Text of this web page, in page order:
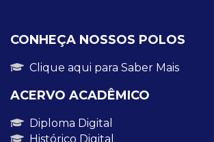
CONHEÇA NOSSOS POLOS
Clique aqui para Saber Mais
ACERVO ACADÊMICO
Diploma Digital
Histórico Digital